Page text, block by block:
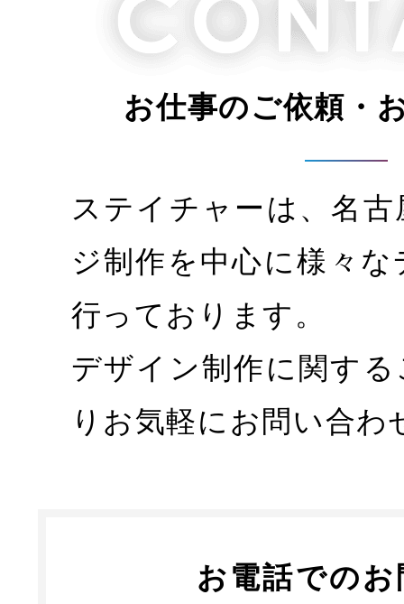
お仕事のご依頼・
ステイチャーは、名
ジ制作を中心に様々
行っております。
デザイン制作に関す
りお気軽にお問い合わ
お電話での